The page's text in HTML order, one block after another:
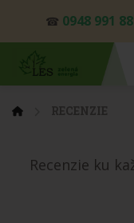
☎ 0948 991
RECENZIE
Recenzie ku